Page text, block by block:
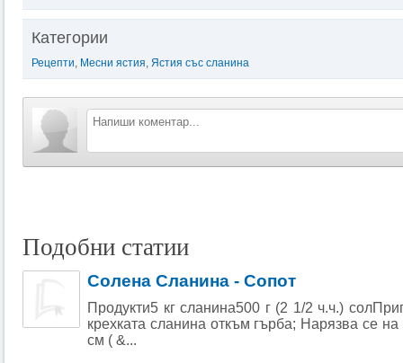
Категории
Рецепти, Месни ястия, Ястия със сланина
Подобни статии
Солена Сланина - Сопот
Продукти5 кг сланина500 г (2 1/2 ч.ч.)
крехката сланина откъм гърба; Нарязва се
см ( &...